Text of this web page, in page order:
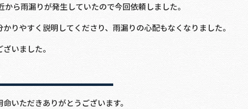
から雨漏りが発生していたので今回依頼しました。
りやすく説明してくださり、雨漏りの心配もなくなりました。
いました。
いただきありがとうございます。